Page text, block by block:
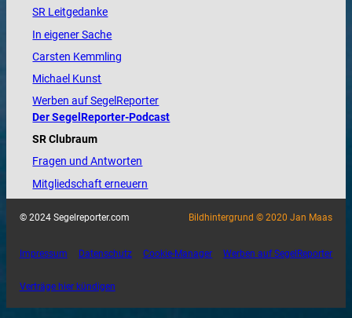
SR Leitgedanke
In eigener Sache
Carsten Kemmling
Michael Kunst
Werben auf SegelReporter
Der SegelReporter-Podcast
SR Clubraum
Fragen und Antworten
Mitgliedschaft erneuern
© 2024 Segelreporter.com Bildhintergrund © 2020 Jan Maas
Impressum Datenschutz Cookie-Manager Werben auf SegelReporter
Verträge hier kündigen